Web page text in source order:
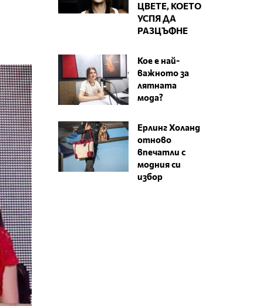
ЦВЕТЕ, КОЕТО
УСПЯ ДА
РАЗЦЪФНЕ
Кое е най-
важното за
лятната
мода?
Ерлинг Холанд
отново
впечатли с
модния си
избор